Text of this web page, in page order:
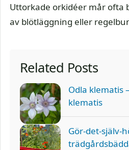
Uttorkade orkidéer mår ofta
av blötläggning eller
Related Posts
Odla klematis
klematis
Gör-det-själv-